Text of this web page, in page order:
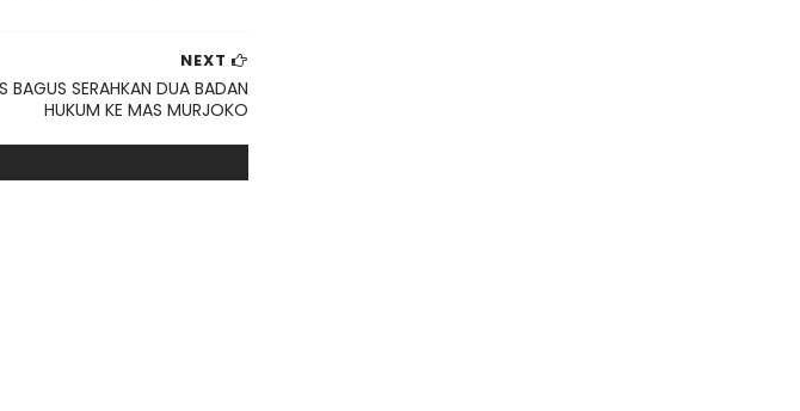
NEXT
BAGUS SERAHKAN DUA BADAN
HUKUM KE MAS MURJOKO